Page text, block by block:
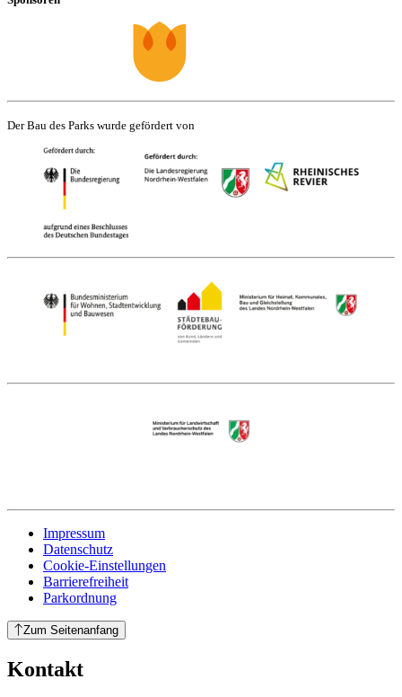
Der Bau des Parks wurde gefördert von
Impressum
Datenschutz
Cookie-Einstellungen
Barrierefreiheit
Parkordnung
Zum Seitenanfang
Kontakt